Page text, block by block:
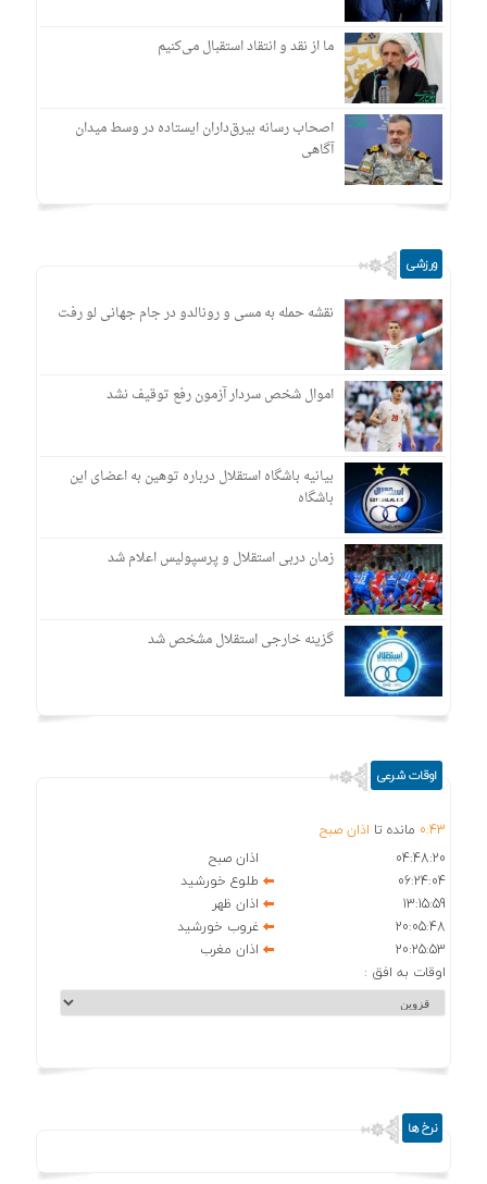
ما از نقد و انتقاد استقبال می‌کنیم
اصحاب رسانه بیرق‌داران ایستاده در وسط میدان
آگاهی
ورزشی
نقشه حمله به مسی و رونالدو در جام جهانی لو رفت
اموال شخص سردار آزمون رفع توقیف نشد
بیانیه باشگاه استقلال درباره توهین به اعضای این
باشگاه
زمان دربی استقلال و پرسپولیس اعلام شد
گزینه خارجی استقلال مشخص شد
اوقات شرعی
0:43 مانده تا اذان صبح
04:48:20
اذان صبح
06:24:04
طلوع خورشید
13:15:59
اذان ظهر
20:05:48
غروب خورشید
20:25:53
اذان مغرب
اوقات به افق :
نرخ ها